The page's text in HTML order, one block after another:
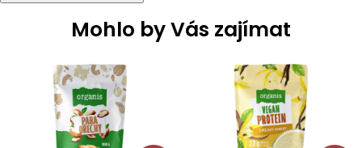
p
Mohlo by Vás zajímat